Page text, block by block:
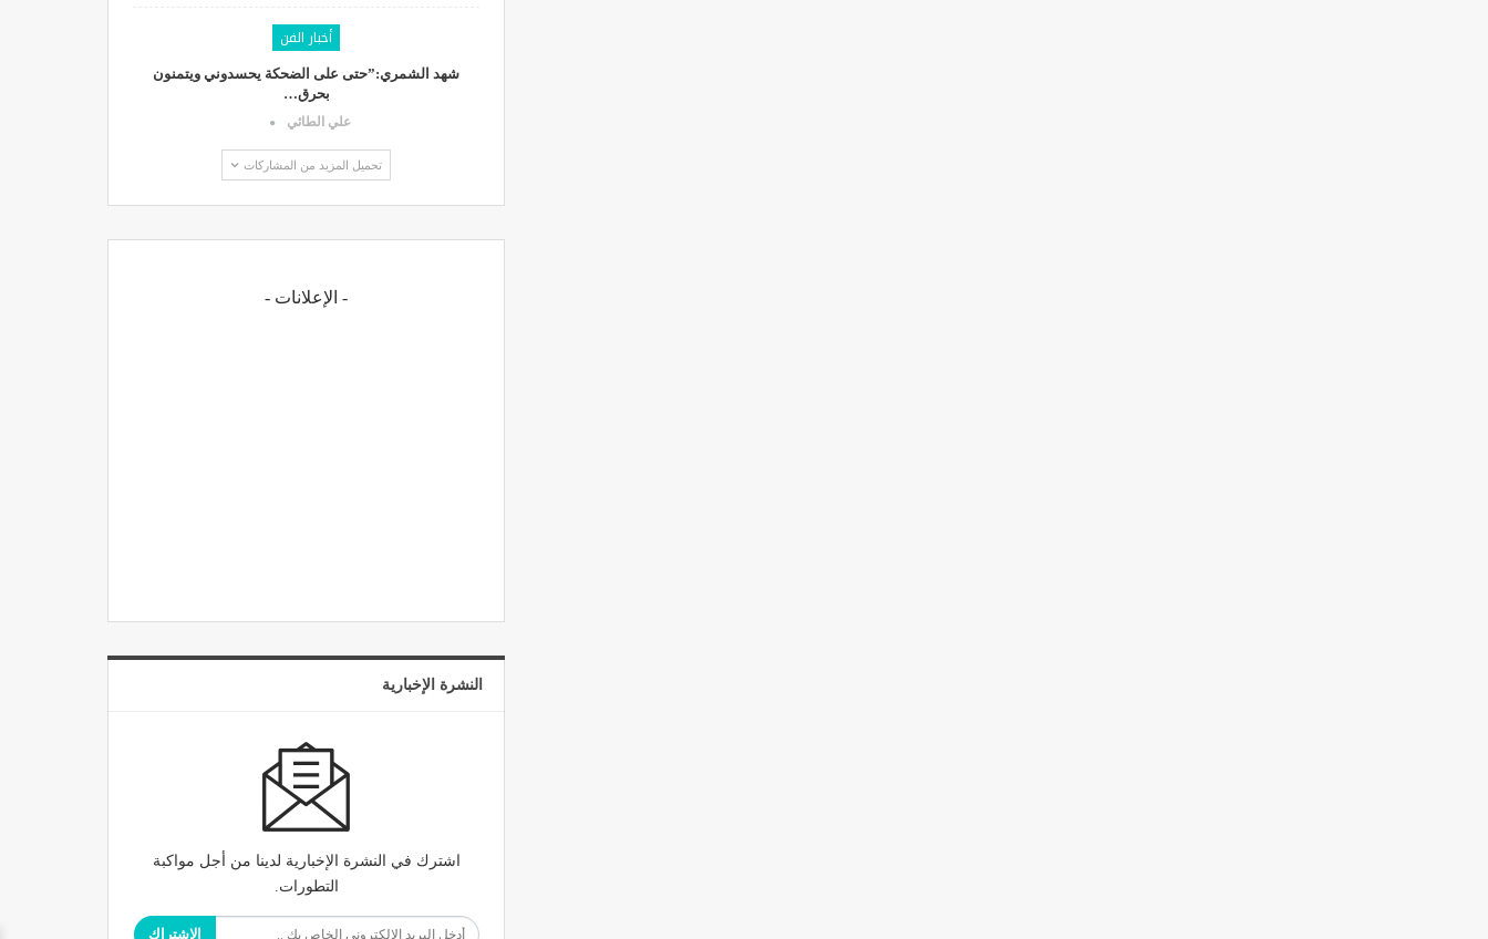
أخبار الفن
شهد الشمري:”حتى على الضحكة يحسدوني ويتمنون
بحرق…
علي الطائي
تحميل المزيد من المشاركات
- الإعلانات -
النشرة الإخبارية
اشترك في النشرة الإخبارية لدينا من أجل مواكبة
التطورات.
الاشتراك